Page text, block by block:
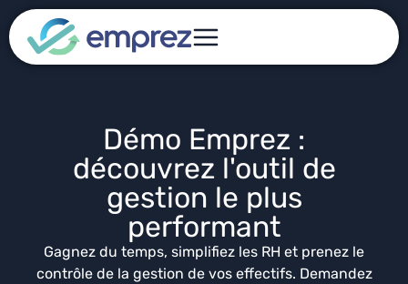
Démo Emprez :
découvrez l'outil de
gestion le plus
performant
Gagnez du temps, simplifiez les RH et prenez le
contrôle de la gestion de vos effectifs. Demandez